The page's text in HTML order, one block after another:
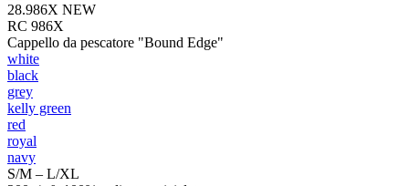
28.986X NEW
RC 986X
Cappello da pescatore "Bound Edge"
white
black
grey
kelly green
red
royal
navy
S/M – L/XL